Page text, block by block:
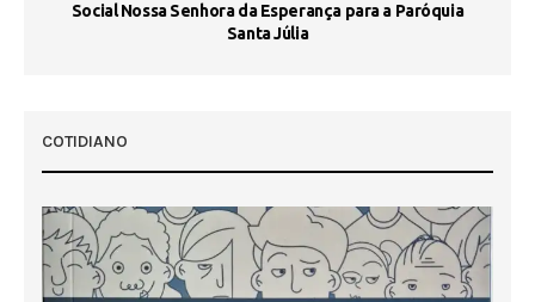
Social Nossa Senhora da Esperança para a Paróquia
Santa Júlia
COTIDIANO